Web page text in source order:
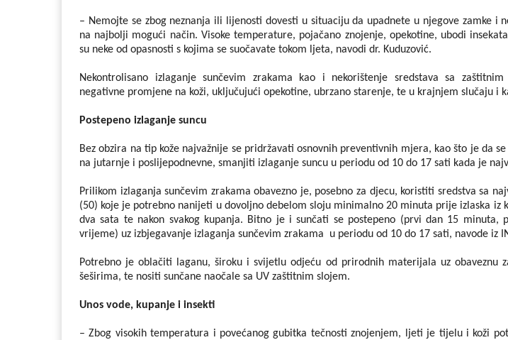
– Nemojte se zbog neznanja ili lijenosti dovesti u situaciju da upadnete u njegove zamke i
na najbolji mogući način. Visoke temperature, pojačano znojenje, opekotine, ubodi
su neke od opasnosti s kojima se suočavate tokom ljeta, navodi dr. Kuduzović.
Nekontrolisano izlaganje sunčevim zrakama kao i nekorištenje sredstava sa
negativne promjene na koži, uključujući opekotine, ubrzano starenje, te u krajnjem slučaju i
Postepeno izlaganje suncu
Bez obzira na tip kože najvažnije se pridržavati osnovnih preventivnih mjera, kao što je da
na jutarnje i poslijepodnevne, smanjiti izlaganje suncu u periodu od 10 do 17 sati kada je
Prilikom izlaganja sunčevim zrakama obavezno je, posebno za djecu, koristiti sredstva sa
(50) koje je potrebno nanijeti u dovoljno debelom sloju minimalno 20 minuta prije izlaska iz
dva sata te nakon svakog kupanja. Bitno je i sunčati se postepeno (prvi dan 15 minuta,
vrijeme) uz izbjegavanje izlaganja sunčevim zrakama u periodu od 10 do 17 sati, navode iz
Potrebno je oblačiti laganu, široku i svijetlu odjeću od prirodnih materijala uz obaveznu
šeširima, te nositi sunčane naočale sa UV zaštitnim slojem.
Unos vode, kupanje i insekti
– Zbog visokih temperatura i povećanog gubitka tečnosti znojenjem, ljeti je tijelu i koži